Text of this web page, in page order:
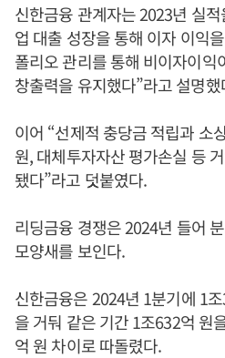
신한금융 관계자는 2023년 실
업 대출 성장을 통해 이자 이익
폴리오 관리를 통해 비이자이익
창출력을 유지했다”라고 설명했
이어 “선제적 충당금 적립과 소
원, 대체투자자산 평가손실 등
됐다”라고 덧붙였다.
리딩금융 경쟁은 2024년 들어
모양새를 보인다.
신한금융은 2024년 1분기에 1
을 거둬 같은 기간 1조632억 원
억 원 차이로 따돌렸다.